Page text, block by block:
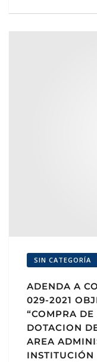
SIN CATEGORÍA
ADENDA A
029-2021
“COMPRA
DOTACION
AREA